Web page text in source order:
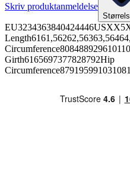
Skriv produktanmeldelse
Girth6165697377828792Hip